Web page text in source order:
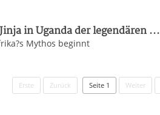
in Uganda der legendären ...
Mythos beginnt
Erste Zurück Seite 1 Weiter